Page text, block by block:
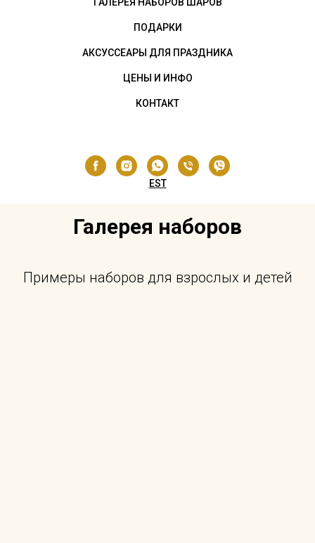
ПОДАРКИ
АКСУССЕАРЫ ДЛЯ ПРАЗДНИКА
ЦЕНЫ И ИНФО
КОНТАКТ
EST
Галерея наборов
Примеры наборов для взрослых и детей